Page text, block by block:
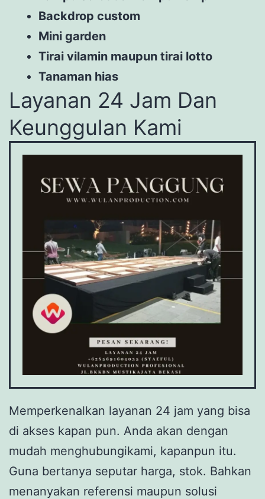
Backdrop custom
Mini garden
Tirai vilamin maupun tirai lotto
Tanaman hias
Layanan 24 Jam Dan
Keunggulan Kami
Memperkenalkan layanan 24 jam yang bisa
di akses kapan pun. Anda akan dengan
mudah menghubungikami, kapanpun itu.
Guna bertanya seputar harga, stok. Bahkan
menanyakan referensi maupun solusi